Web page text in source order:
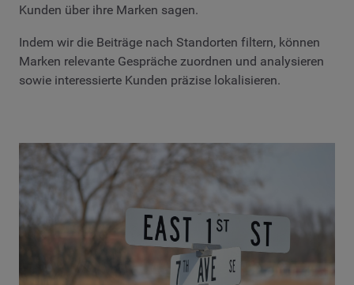
Kunden über ihre Marken sagen.
Indem wir die Beiträge nach Standorten filtern, können
Marken relevante Gespräche zuordnen und analysieren
sowie interessierte Kunden präzise lokalisieren.